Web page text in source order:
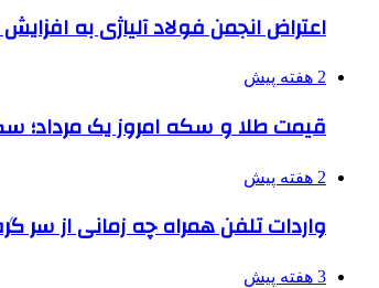
اعتراض انجمن فولاد آلیاژی به
2 هفته پیش
قیمت طلا و سکه امروز یک مرداد؛ سکه در مرز ۱۸۹
2 هفته پیش
واردات تلفن همراه چه زمانی از سر
3 هفته پیش